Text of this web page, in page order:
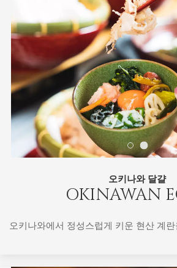
오키나와 달걀
OKINAWAN
오키나와에서 정성스럽게 키운 현산 계